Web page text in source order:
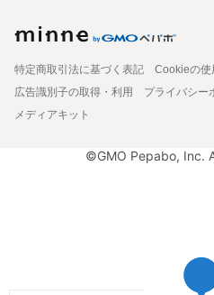
特定商取引法に基づく表記
Cookieの使
広告識別子の取得・利用
プライバシー
メディアキット
©GMO Pepabo, Inc.